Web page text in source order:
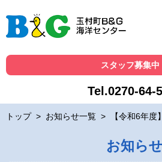
スタッフ募集中
Tel.0270-64-
トップ > お知らせ一覧 > 【令和6年
お知らせ